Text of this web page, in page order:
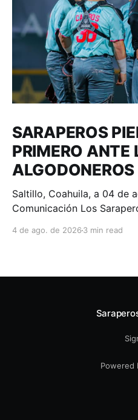
SARAPEROS
PRIMERO ANTE
Saltillo, Coahuila, a 04 de
Comunicación Los Saraperos de Saltillo (38-53)
Laguna (44-47) en el
4 de ago. de 2026 3 min read
Powered